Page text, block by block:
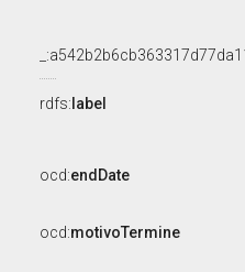
rdfs: label
ocd:endDate
ocd:motivoTermine